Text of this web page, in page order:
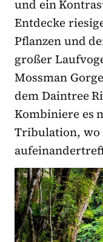
und ein
Entdecke
Pflanzen und
großer
Mossman
dem Daintree
Kombiniere es
Tribulation, wo